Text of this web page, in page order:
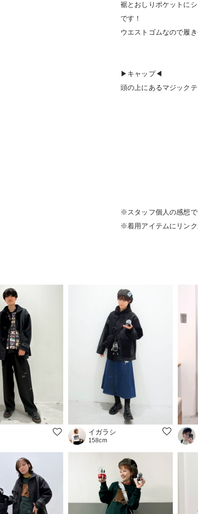
裾とおしりポケットに
です！
ウエストゴムなので履
▶︎キャップ◀︎
頭の上にあるマジック
※スタッフ個人の感想で
※着用アイテムにリンク
イガラシ
158cm